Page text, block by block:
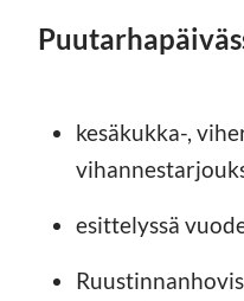
kesäkukka-,
esittelyssä